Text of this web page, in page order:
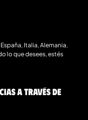
Italia, Alemania,
lo que desees, estés
a través de